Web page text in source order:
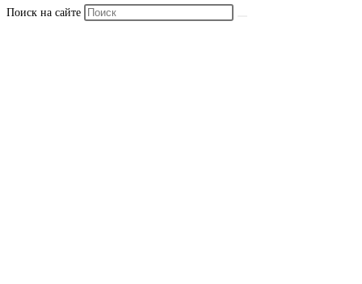
Поиск на сайте